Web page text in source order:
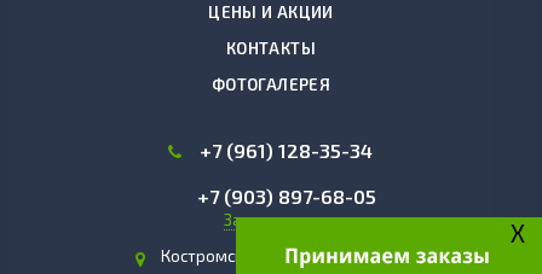
ЦЕНЫ И АКЦИИ
КОНТАКТЫ
ФОТОГАЛЕРЕЯ
+7 (961) 128-35-34
+7 (903) 897-68-05
Заказать звонок
Костромская область, г. Чухлома
X